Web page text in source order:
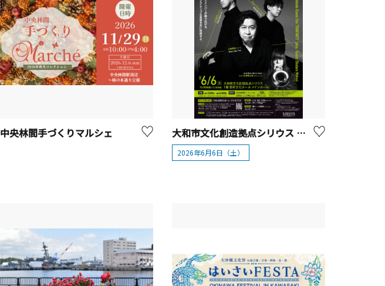
中央林間手づくりマルシェ 大和市文化創造拠点シリウス やまと芸術文化ホール「小曽根真トリオTRiNFiNiTY+」
2026年6月6日（土）